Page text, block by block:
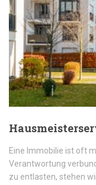
Eine Immobilie ist oft
Verantwortung
zu entlasten, stehen